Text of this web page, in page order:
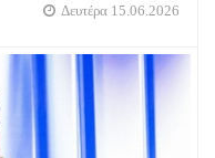
Δευτέρα 15.06.2026